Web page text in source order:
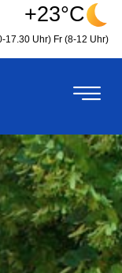
+23°C
17.30 Uhr) Fr (8-12 Uhr)